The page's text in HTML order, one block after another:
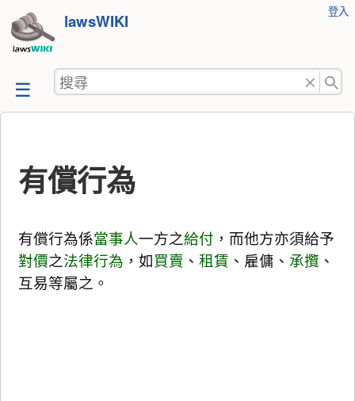
跳
至
容
lawsWIKI
工
登入
搜
尋
有償行為
有償行為係當事人一方之給付 ，而他方亦須給予
對價之法律行為 ，如買賣 、租賃 、雇傭、 承攬 、
互易等屬之。